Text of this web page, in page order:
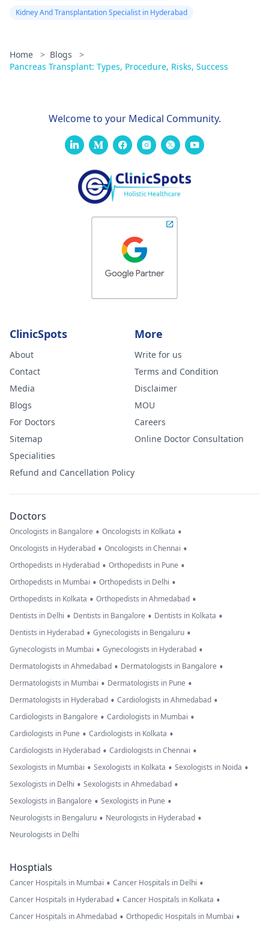
Kidney And Transplantation Specialist in Hyderabad
Home > Blogs
>
Pancreas Transplant: Types, Procedure, Risks, Success
Welcome to your Medical Community.
ClinicSpots
About
Contact
Media
Blogs
For Doctors
Sitemap
Specialities
Refund and Cancellation Policy
More
Write for us
Terms and Condition
Disclaimer
MOU
Careers
Online Doctor Consultation
Doctors
Oncologists in Bangalore • Oncologists in Kolkata •
Oncologists in Hyderabad • Oncologists in Chennai •
Orthopedists in Hyderabad • Orthopedists in Pune •
Orthopedists in Mumbai • Orthopedists in Delhi •
Orthopedists in Kolkata • Orthopedists in Ahmedabad •
Dentists in Delhi • Dentists in Bangalore • Dentists in Kolkata •
Dentists in Hyderabad • Gynecologists in Bengaluru •
Gynecologists in Mumbai • Gynecologists in Hyderabad •
Dermatologists in Ahmedabad • Dermatologists in Bangalore •
Dermatologists in Mumbai • Dermatologists in Pune •
Dermatologists in Hyderabad • Cardiologists in Ahmedabad •
Cardiologists in Bangalore • Cardiologists in Mumbai •
Cardiologists in Pune • Cardiologists in Kolkata •
Cardiologists in Hyderabad • Cardiologists in Chennai •
Sexologists in Mumbai • Sexologists in Kolkata • Sexologists in Noida •
Sexologists in Delhi • Sexologists in Ahmedabad •
Sexologists in Bangalore • Sexologists in Pune •
Neurologists in Bengaluru • Neurologists in Hyderabad •
Neurologists in Delhi
Hosptials
Cancer Hospitals in Mumbai • Cancer Hospitals in Delhi •
Cancer Hospitals in Hyderabad • Cancer Hospitals in Kolkata •
Cancer Hospitals in Ahmedabad • Orthopedic Hospitals in Mumbai •